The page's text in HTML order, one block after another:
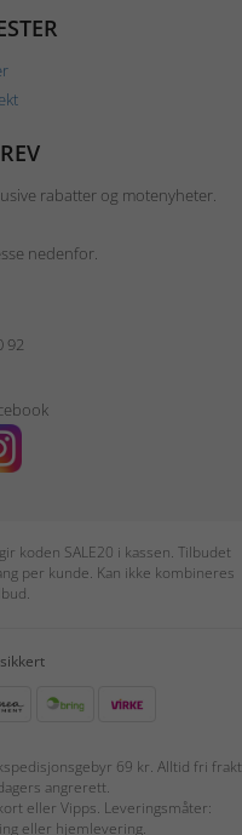
rabatter og motenyheter.
nedenfor.
92
koden SALE20 i kassen. Tilbudet
per kunde. Kan ikke kombineres
69 kr. Alltid fri frakt
angrerett.
eller Vipps. Leveringsmåter:
eller hjemlevering.